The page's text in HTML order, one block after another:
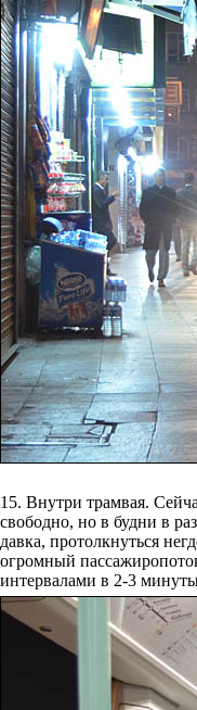
15. Внутри трамвая.
свободно, но в будни в
давка, протолкнуться
огромный
интервалами в 2-3